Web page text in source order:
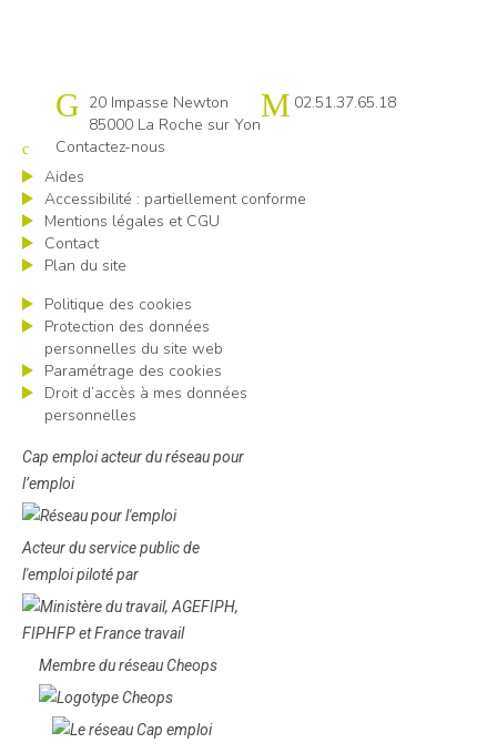
Cap emploi 85
20 Impasse Newton
85000 La Roche sur Yon
02.51.37.65.18
Contactez-nous
Aides
Accessibilité : partiellement conforme
Mentions légales et CGU
Contact
Plan du site
Politique des cookies
Protection des données
personnelles du site web
Paramétrage des cookies
Droit d’accès à mes données
personnelles
Cap emploi acteur du réseau pour
l’emploi
Acteur du service public de
l'emploi piloté par
Membre du réseau Cheops